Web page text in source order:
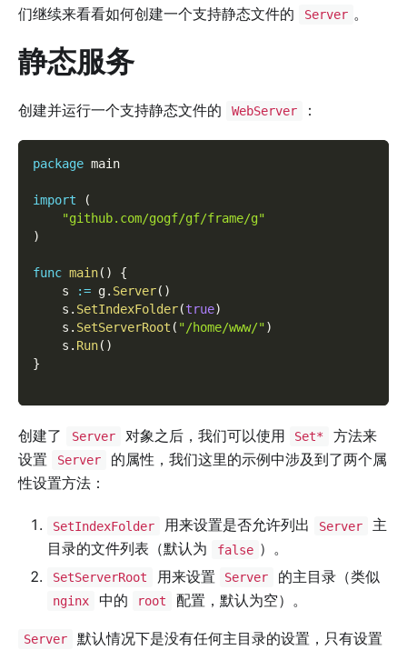
们继续来看看如何创建一个支持静态文件的
Server 。
静态服务
创建并运行一个支持静态文件的 WebServer ：
package main
import
(
"github.com/gogf/gf/frame/g"
)
func main( )
{
    s
:= g. Server( )
    s
. SetIndexFolder(true)
    s
. SetServerRoot ( "/home/www/")
    s
. Run( )
}
创建了 Server 对象之后，我们可以使用 Set*
方法来
设置
Server
的属性，我们这里的示例中涉及到了两个属
性设置方法：
SetIndexFolder 用来设置是否允许列出 Server
主
目录的文件列表（默认为
false ）。
SetServerRoot 用来设置 Server 的主目录（类似
nginx 中的 root 配置，默认为空）。
Server 默认情况下是没有任何主目录的设置，只有设置